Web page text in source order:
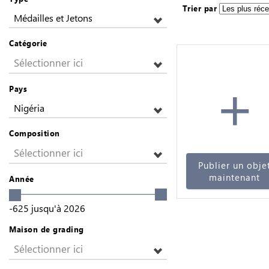
Médailles et Jetons
Catégorie
Sélectionner ici
Pays
Nigéria
Composition
Sélectionner ici
Année
-625 jusqu'à 2026
Maison de grading
Sélectionner ici
Trier par
+
Publier un
maintenant